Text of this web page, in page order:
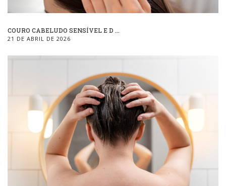
COURO CABELUDO SENSÍVEL E D ...
21 DE ABRIL DE 2026